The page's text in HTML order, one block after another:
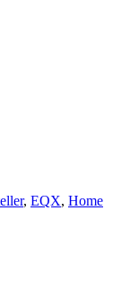
, EQX, Home